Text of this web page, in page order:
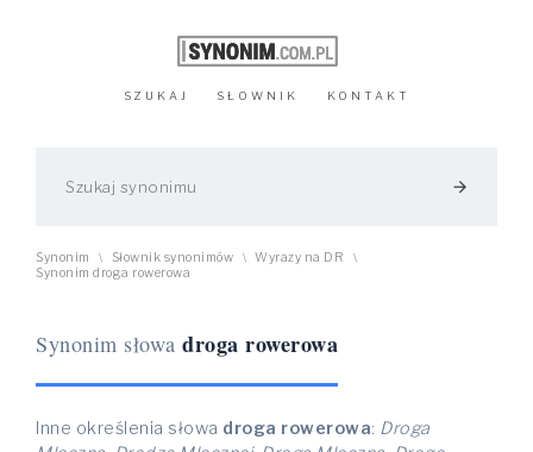
SZUKAJ SŁOWNIK KONTAKT
arrow_forward
Synonim \ Słownik synonimów \ Wyrazy na DR \
Synonim droga rowerowa
Synonim słowa droga rowerowa
Inne określenia słowa droga rowerowa: Droga